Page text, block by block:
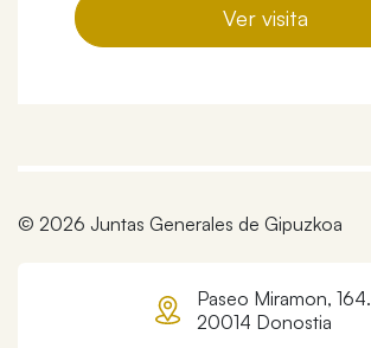
Ver visita
© 2026 Juntas Generales de Gipuzkoa
Paseo Miramon, 164.
20014 Donostia